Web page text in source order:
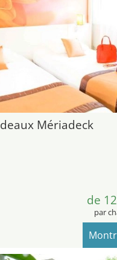
Mériadeck
de
par